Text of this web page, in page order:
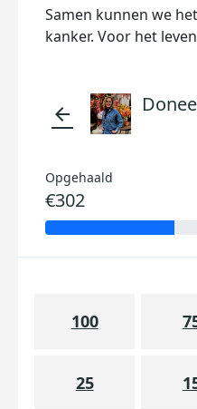
Samen kunnen we
kanker. Voor het
arrow_back
Opgehaald
€302
100
25